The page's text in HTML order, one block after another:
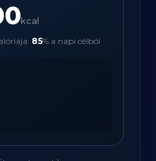
kcal
85% a napi célból